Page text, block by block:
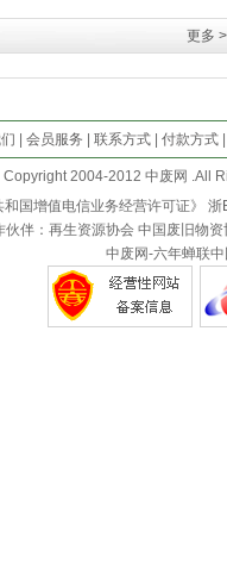
更多
会员服务 联系方式| 付款方式
Copyright 2004-2012 中废网 .All
和国增值电信业务经营许可证》 浙
伙伴：再生资源协会 中国废旧物
中废网-六年蝉联